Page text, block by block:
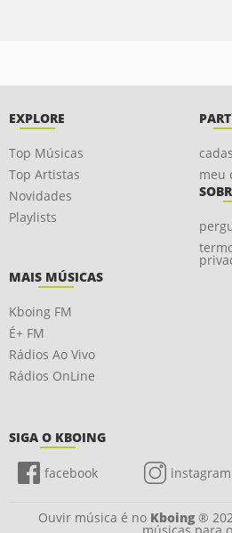
EXPLORE
Top Músicas
Top Artistas
Novidades
Playlists
meu
MAIS MÚSICAS
Kboing FM
É+ FM
Rádios Ao Vivo
Rádios OnLine
SIGA O KBOING
facebook instagram
Ouvir música é no Kboing®
músicas para